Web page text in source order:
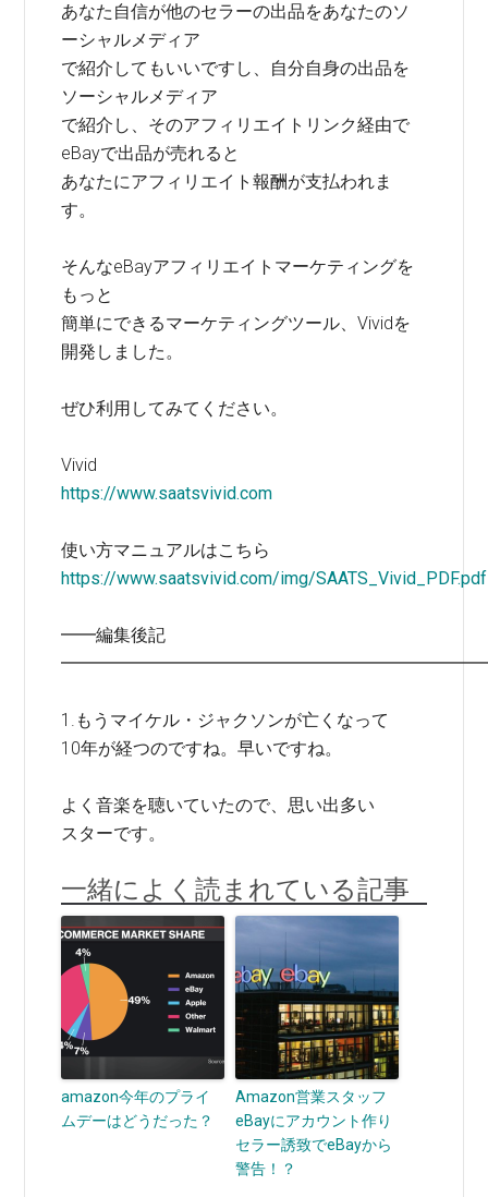
あなた自信が他のセラーの出品をあなたのソ
ーシャルメディア
で紹介してもいいですし、自分自身の出品を
ソーシャルメディア
で紹介し、そのアフィリエイトリンク経由で
eBayで出品が売れると
あなたにアフィリエイト報酬が支払われま
す。
そんなeBayアフィリエイトマーケティングを
もっと
簡単にできるマーケティングツール、Vividを
開発しました。
ぜひ利用してみてください。
Vivid
https://www.saatsvivid.com
使い方マニュアルはこちら
https://www.saatsvivid.com/img/SAATS_Vivid_PDF.pdf
━━編集後記
1.もうマイケル・ジャクソンが亡くなって
10年が経つのですね。早いですね。
よく音楽を聴いていたので、思い出多い
スターです。
一緒によく読まれている記事
amazon今年のプライ
ムデーはどうだった？
Amazon営業スタッフ
eBayにアカウント作り
セラー誘致でeBayから
警告！？